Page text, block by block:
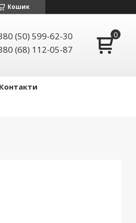
Кошик
(50) 599-62-30
(68) 112-05-87
Контакти